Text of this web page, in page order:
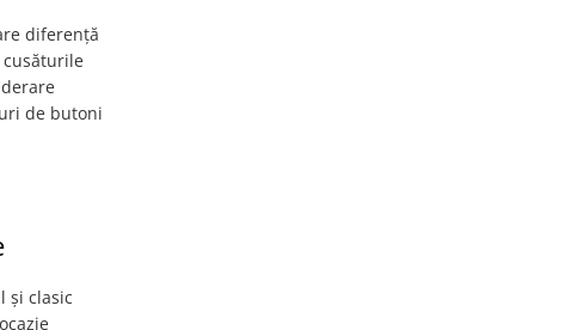
diferență
de butoni
și clasic